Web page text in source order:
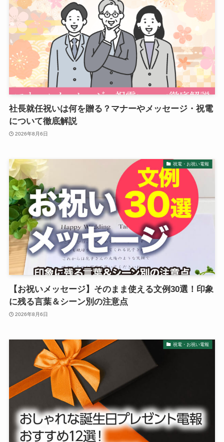
電報コラム
お客様の声
社長就任祝いは何を贈る？マナーやメッセージ・祝電
について徹底解説
2026年8月6日
祝電・お祝い電報
【お祝いメッセージ】そのまま使える文例30選！印象
に残る言葉＆シーン別の注意点
2026年8月6日
祝電・お祝い電報